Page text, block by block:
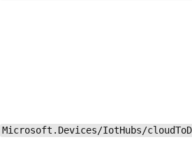
Microsoft.Devices/IotHubs/